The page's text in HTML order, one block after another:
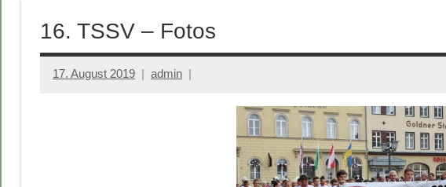
16. TSSV – Fotos
17. August 2019 admin